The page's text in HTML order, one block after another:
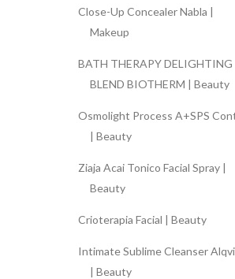
Close-Up Concealer Nabla |
Makeup
BATH THERAPY DELIGHTING
BLEND BIOTHERM | Beauty
Osmolight Process A+SPS
| Beauty
Ziaja Acai Tonico Facial Spray |
Beauty
Crioterapia Facial | Beauty
Intimate Sublime Cleanser
| Beauty